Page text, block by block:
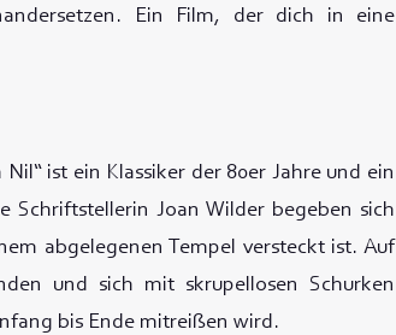
Ein Film, der dich in eine
ist ein Klassiker der 80er Jahre und ein
Schriftstellerin Joan Wilder begeben sich
abgelegenen Tempel versteckt ist. Auf
und sich mit skrupellosen Schurken
bis Ende mitreißen wird.